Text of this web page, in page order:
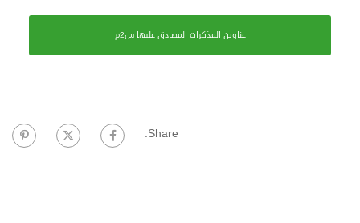
عناوين المذكرات المصادق عليها س2م
Share: